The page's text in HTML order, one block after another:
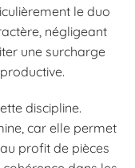
le duo
négligeant
une surcharge
discipline.
car elle permet
profit de pièces